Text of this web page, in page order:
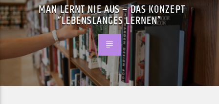
MAN LERNT NIE AUS – DAS KONZEPT
“LEBENSLANGES LERNEN”